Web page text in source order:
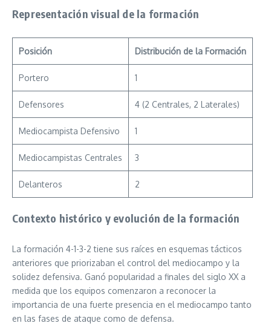
Representación visual de la formación
Posición Distribución de la Formación
Portero 1
Defensores 4 (2 Centrales, 2 Laterales)
Mediocampista Defensivo 1
Mediocampistas Centrales 3
Delanteros 2
Contexto histórico y evolución de la formación
La formación 4-1-3-2 tiene sus raíces en esquemas tácticos
anteriores que priorizaban el control del mediocampo y la
solidez defensiva. Ganó popularidad a finales del siglo XX a
medida que los equipos comenzaron a reconocer la
importancia de una fuerte presencia en el mediocampo tanto
en las fases de ataque como de defensa.